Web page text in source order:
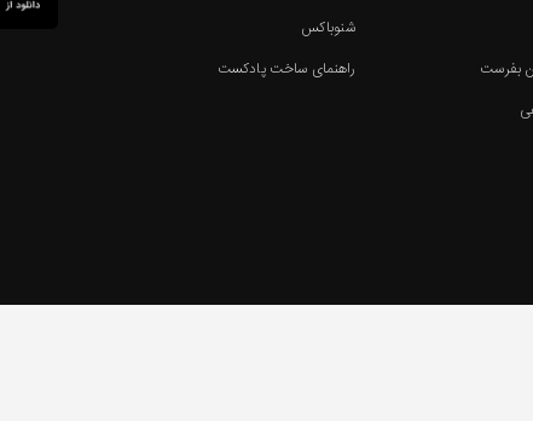
بفرست
شنوباکس
راهنمای ساخت پادکست